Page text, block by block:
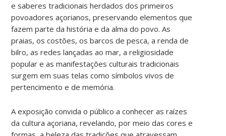
e saberes tradicionais herdados dos primeiros
povoadores açorianos, preservando elementos que
fazem parte da história e da alma do povo. As
praias, os costões, os barcos de pesca, a renda de
bilro, as redes lançadas ao mar, a religiosidade
popular e as manifestações culturais tradicionais
surgem em suas telas como símbolos vivos de
pertencimento e de memória.
A exposição convida o público a conhecer as raízes
da cultura açoriana, revelando, por meio das cores e